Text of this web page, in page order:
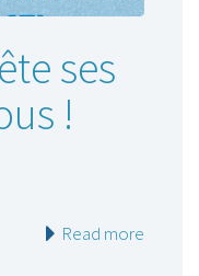
ses
!
Read more